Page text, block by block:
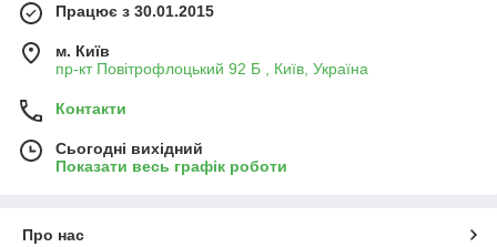
Працює з 30.01.2015
м. Київ
пр-кт Повітрофлоцький 92 Б , Київ, Україна
Контакти
Сьогодні вихідний
Показати весь графік роботи
Про нас